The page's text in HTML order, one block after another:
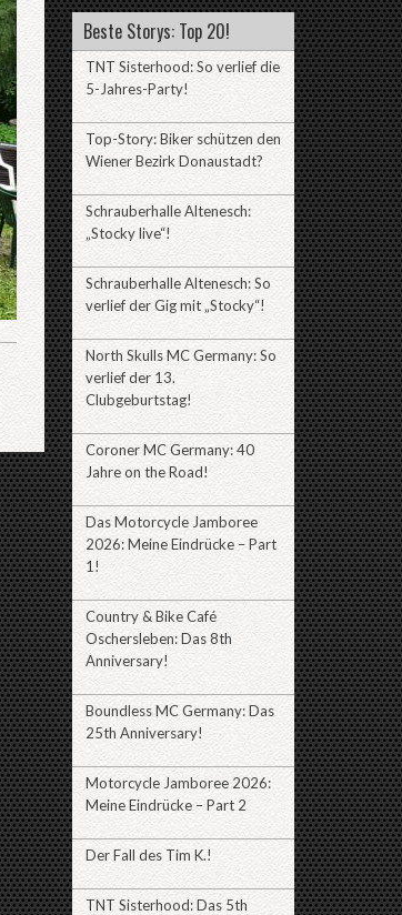
Beste Storys: Top 20!
TNT Sisterhood: So verlief die
5-Jahres-Party!
Top-Story: Biker schützen den
Wiener Bezirk Donaustadt?
Schrauberhalle Altenesch:
„Stocky live“!
Schrauberhalle Altenesch: So
verlief der Gig mit „Stocky“!
North Skulls MC Germany: So
verlief der 13.
Clubgeburtstag!
Coroner MC Germany: 40
Jahre on the Road!
Das Motorcycle Jamboree
2026: Meine Eindrücke – Part
1!
Country & Bike Café
Oschersleben: Das 8th
Anniversary!
Boundless MC Germany: Das
25th Anniversary!
Motorcycle Jamboree 2026:
Meine Eindrücke – Part 2
Der Fall des Tim K.!
TNT Sisterhood: Das 5th